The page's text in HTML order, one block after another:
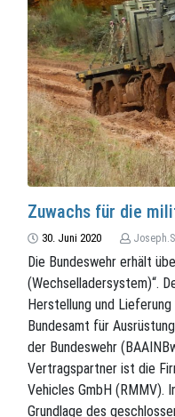
Zuwachs für die
30. Juni 2020
Die Bundeswehr erhält
(Wechselladersystem)“.
Herstellung und
Bundesamt für
der Bundeswehr
Vertragspartner ist die
Vehicles GmbH (RMMV).
Grundlage des